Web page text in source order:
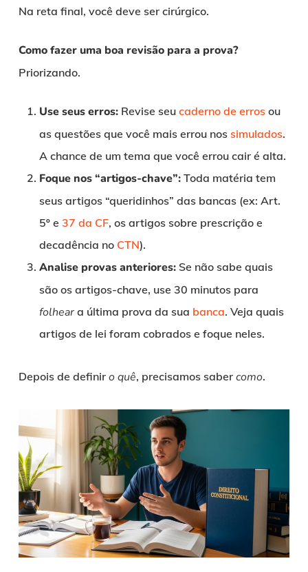
Na reta final, você deve ser cirúrgico.
Como fazer uma boa revisão para a prova?
Priorizando.
Use seus erros:Revise seu caderno de errosou
as questões que você mais errou nos simulados.
A chance de um tema que você errou cair é alta.
Foque nos “artigos-chave”:Toda matéria tem
seus artigos “queridinhos” das bancas (ex: Art.
5º e 37 da CF, os artigos sobre prescrição e
decadência no CTN).
Analise provas anteriores:Se não sabe quais
são os artigos-chave, use 30 minutos para
folheara última prova da sua banca. Veja quais
artigos de lei foram cobrados e foque neles.
Depois de definir o quê, precisamos saber como.